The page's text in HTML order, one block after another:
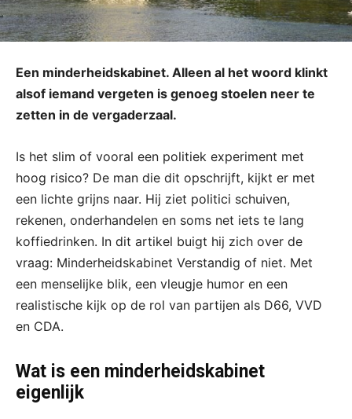
Een minderheidskabinet. Alleen al het woord klinkt
alsof iemand vergeten is genoeg stoelen neer te
zetten in de vergaderzaal.
Is het slim of vooral een politiek experiment met
hoog risico? De man die dit opschrijft, kijkt er met
een lichte grijns naar. Hij ziet politici schuiven,
rekenen, onderhandelen en soms net iets te lang
koffiedrinken. In dit artikel buigt hij zich over de
vraag: Minderheidskabinet Verstandig of niet. Met
een menselijke blik, een vleugje humor en een
realistische kijk op de rol van partijen als D66, VVD
en CDA.
Wat is een minderheidskabinet
eigenlijk